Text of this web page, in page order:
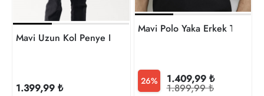
Mavi Uzun Kol Penye Erkek Sweat M064622-20454
1.399,99 ₺
Mavi Polo Yaka Erkek T-shirt
26% 1.409,99 ₺
1.899,99 ₺